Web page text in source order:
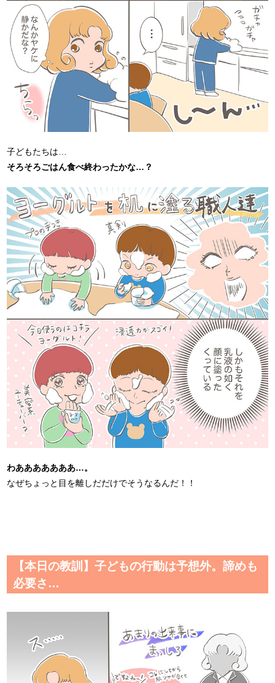
子どもたちは…
そろそろごはん食べ終わったかな…？
わあああああああ…。
なぜちょっと目を離しだだけでそうなるんだ！！
【本日の教訓】子どもの行動は予想外。諦めも
必要さ…